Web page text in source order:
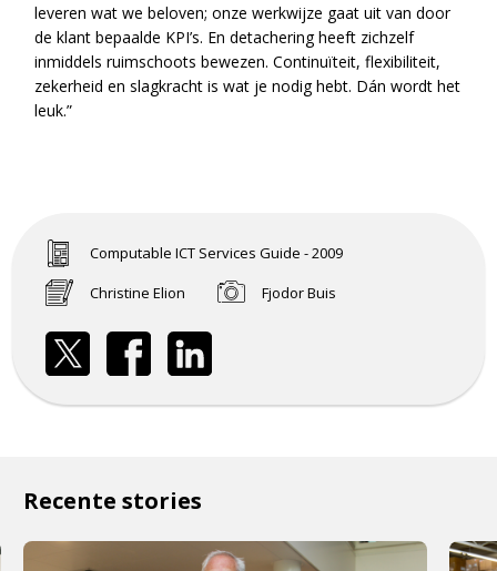
leveren wat we beloven; onze werkwijze gaat uit van door
de klant bepaalde KPI’s. En detachering heeft zichzelf
inmiddels ruimschoots bewezen. Continuïteit, flexibiliteit,
zekerheid en slagkracht is wat je nodig hebt. Dán wordt het
leuk.”
Computable ICT Services Guide - 2009
Christine Elion
Fjodor Buis
Recente stories